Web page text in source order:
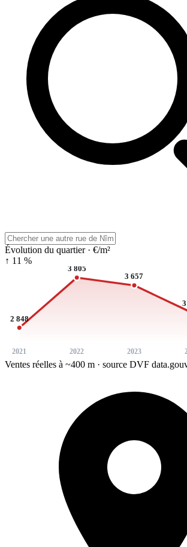
Évolution du quartier · €/m²
↑ 11 %
2 848
2021
3 805
2022
3 657
2023
Ventes réelles à ~400 m · source DVF